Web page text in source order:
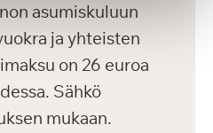
asumiskuluun
ja yhteisten
on 26 euroa
Sähkö
mukaan.